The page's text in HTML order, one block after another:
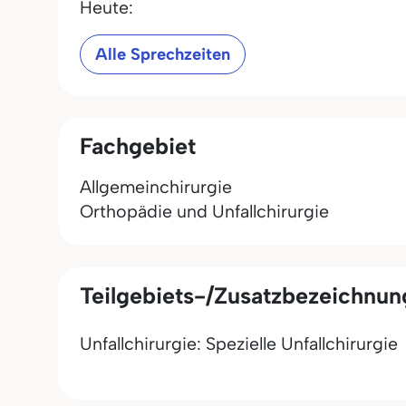
Heute:
Alle Sprechzeiten
Fachgebiet
Allgemeinchirurgie
Orthopädie und Unfallchirurgie
Teilgebiets-/
Unfallchirurgie: Spezielle Unfallchirurgie